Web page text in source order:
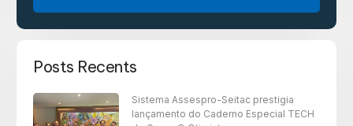
Posts Recents
Sistema Assespro-Seitac prestigia
lançamento do Caderno Especial TECH